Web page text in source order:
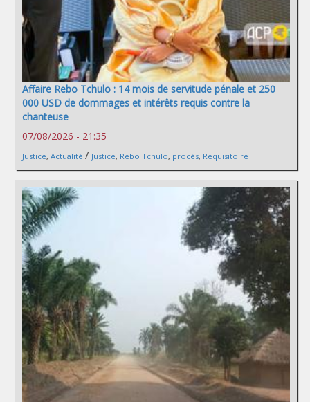
Affaire Rebo Tchulo : 14 mois de servitude pénale et 250
000 USD de dommages et intérêts requis contre la
chanteuse
07/08/2026 - 21:35
Justice, Actualité / Justice, Rebo Tchulo, procès, Requisitoire